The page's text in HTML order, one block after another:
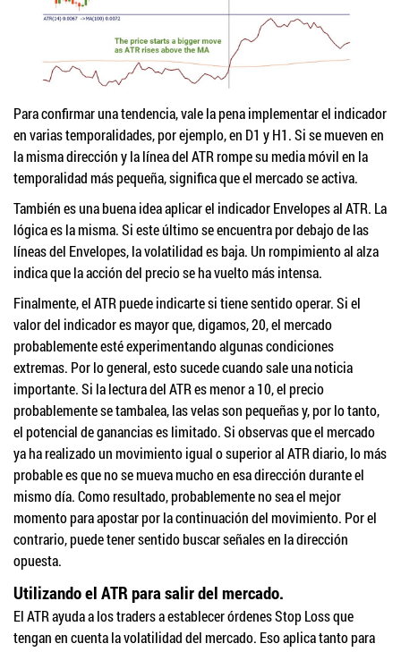
Para confirmar una tendencia, vale la pena implementar el indicador
en varias temporalidades, por ejemplo, en D1 y H1. Si se mueven en
la misma dirección y la línea del ATR rompe su media móvil en la
temporalidad más pequeña, significa que el mercado se activa.
También es una buena idea aplicar el indicador Envelopes al ATR. La
lógica es la misma. Si este último se encuentra por debajo de las
líneas del Envelopes, la volatilidad es baja. Un rompimiento al alza
indica que la acción del precio se ha vuelto más intensa.
Finalmente, el ATR puede indicarte si tiene sentido operar. Si el
valor del indicador es mayor que, digamos, 20, el mercado
probablemente esté experimentando algunas condiciones
extremas. Por lo general, esto sucede cuando sale una noticia
importante. Si la lectura del ATR es menor a 10, el precio
probablemente se tambalea, las velas son pequeñas y, por lo tanto,
el potencial de ganancias es limitado. Si observas que el mercado
ya ha realizado un movimiento igual o superior al ATR diario, lo más
probable es que no se mueva mucho en esa dirección durante el
mismo día. Como resultado, probablemente no sea el mejor
momento para apostar por la continuación del movimiento. Por el
contrario, puede tener sentido buscar señales en la dirección
opuesta.
Utilizando el ATR para salir del mercado.
El ATR ayuda a los traders a establecer órdenes Stop Loss que
tengan en cuenta la volatilidad del mercado. Eso aplica tanto para